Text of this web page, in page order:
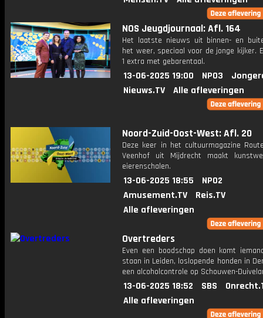
NOS Jeugdjournaal: Afl. 164
Het laatste nieuws uit binnen- en
het weer, speciaal voor de jonge kijker.
1 extra met gebarentaal.
13-06-2025 19:00 NPO3
Nieuws.TV
Alle afleveringen
Noord-Zuid-Oost-West: Afl. 20
Deze keer in het cultuurmagazine
Veenhof uit Mijdrecht maakt
eierenschalen.
13-06-2025 18:55
NPO2
Amusement.TV
Reis.TV
Alle afleveringen
Overtreders
Even een boodschap doen komt
staan in Leiden, loslopende honden in
een alcoholcontrole op Schouwen-
13-06-2025 18:52 SBS
Alle afleveringen